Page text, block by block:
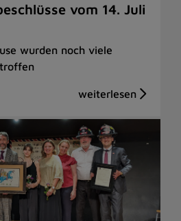
vom 14. Juli
wurden noch viele